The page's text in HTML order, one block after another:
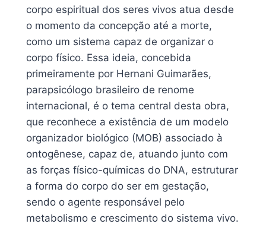
corpo espiritual dos seres vivos atua desde
o momento da concepção até a morte,
como um sistema capaz de organizar o
corpo físico. Essa ideia, concebida
primeiramente por Hernani Guimarães,
parapsicólogo brasileiro de renome
internacional, é o tema central desta obra,
que reconhece a existência de um modelo
organizador biológico (MOB) associado à
ontogênese, capaz de, atuando junto com
as forças físico-químicas do DNA, estruturar
a forma do corpo do ser em gestação,
sendo o agente responsável pelo
metabolismo e crescimento do sistema vivo.